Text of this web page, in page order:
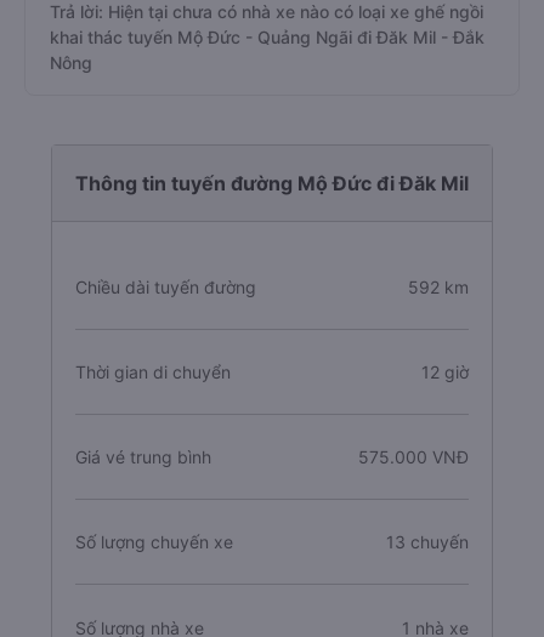
Trả lời: Hiện tại chưa có nhà xe nào có loại xe ghế ngồi
khai thác tuyến Mộ Đức - Quảng Ngãi đi Đăk Mil - Đắk
Nông
Thông tin tuyến đường Mộ Đức đi Đăk Mil
Chiều dài tuyến đường 592 km
Thời gian di chuyển 12 giờ
Giá vé trung bình 575.000 VNĐ
Số lượng chuyến xe 13 chuyến
Số lượng nhà xe 1 nhà xe